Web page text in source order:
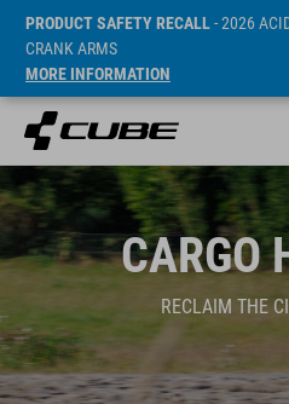
PRODUCT SAFETY RECALL- 2026
CRANK ARMS
MORE INFORMATION
CARGO
RECLAIM THE